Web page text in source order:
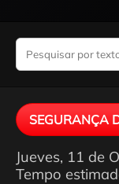
SEGURANÇA
Jueves, 11 de
Tempo